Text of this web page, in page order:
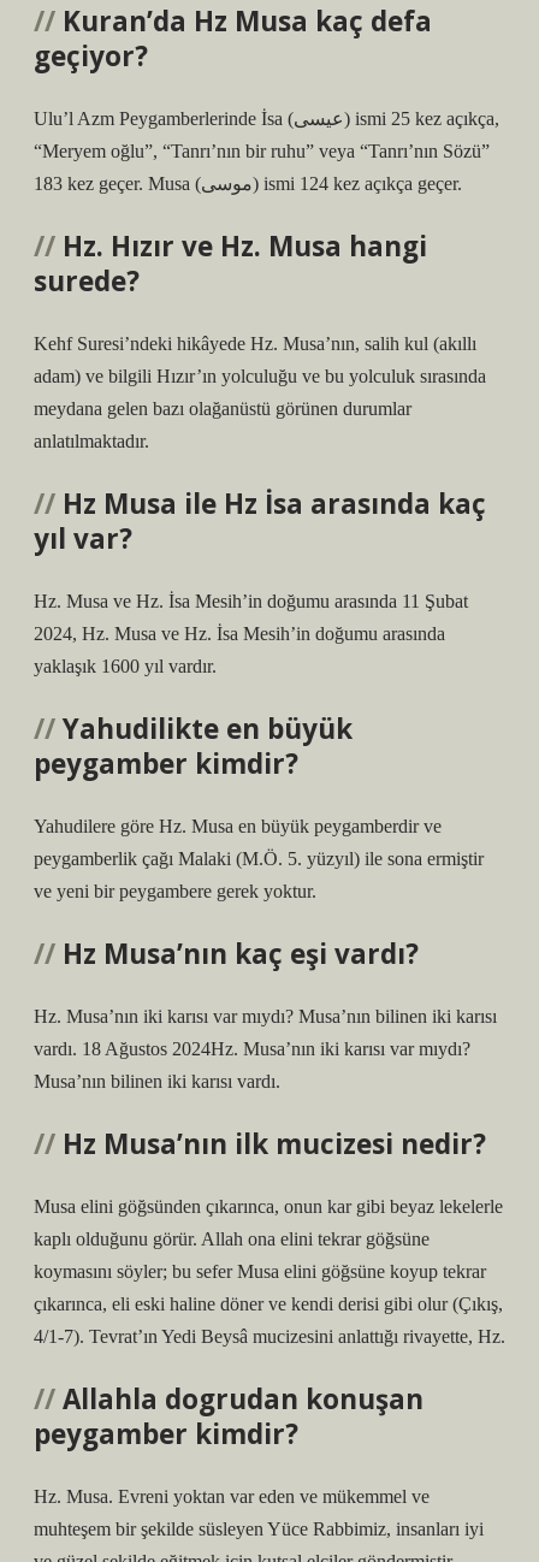
Kuran’da Hz Musa kaç defa
geçiyor?
Ulu’l Azm Peygamberlerinde İsa (عيسى) ismi 25 kez açıkça,
“Meryem oğlu”, “Tanrı’nın bir ruhu” veya “Tanrı’nın Sözü”
183 kez geçer. Musa (موسى) ismi 124 kez açıkça geçer.
Hz. Hızır ve Hz. Musa hangi
surede?
Kehf Suresi’ndeki hikâyede Hz. Musa’nın, salih kul (akıllı
adam) ve bilgili Hızır’ın yolculuğu ve bu yolculuk sırasında
meydana gelen bazı olağanüstü görünen durumlar
anlatılmaktadır.
Hz Musa ile Hz İsa arasında kaç
yıl var?
Hz. Musa ve Hz. İsa Mesih’in doğumu arasında 11 Şubat
2024, Hz. Musa ve Hz. İsa Mesih’in doğumu arasında
yaklaşık 1600 yıl vardır.
Yahudilikte en büyük
peygamber kimdir?
Yahudilere göre Hz. Musa en büyük peygamberdir ve
peygamberlik çağı Malaki (M.Ö. 5. yüzyıl) ile sona ermiştir
ve yeni bir peygambere gerek yoktur.
Hz Musa’nın kaç eşi vardı?
Hz. Musa’nın iki karısı var mıydı? Musa’nın bilinen iki karısı
vardı. 18 Ağustos 2024Hz. Musa’nın iki karısı var mıydı?
Musa’nın bilinen iki karısı vardı.
Hz Musa’nın ilk mucizesi nedir?
Musa elini göğsünden çıkarınca, onun kar gibi beyaz lekelerle
kaplı olduğunu görür. Allah ona elini tekrar göğsüne
koymasını söyler; bu sefer Musa elini göğsüne koyup tekrar
çıkarınca, eli eski haline döner ve kendi derisi gibi olur (Çıkış,
4/1-7). Tevrat’ın Yedi Beysâ mucizesini anlattığı rivayette, Hz.
Allahla dogrudan konuşan
peygamber kimdir?
Hz. Musa. Evreni yoktan var eden ve mükemmel ve
muhteşem bir şekilde süsleyen Yüce Rabbimiz, insanları iyi